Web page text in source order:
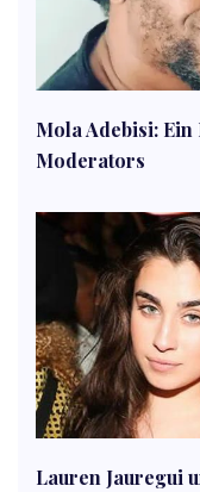
Mola Adebisi:
Moderators
Lauren Jauregui